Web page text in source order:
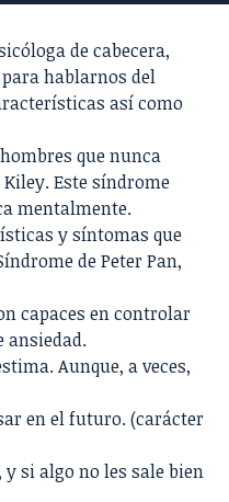
de cabecera,
hablarnos del
así como
que nunca
Este síndrome
mentalmente.
y síntomas que
de Peter Pan,
capaces en controlar
ansiedad.
Aunque, a veces,
en el futuro. (carácter
si algo no les sale bien